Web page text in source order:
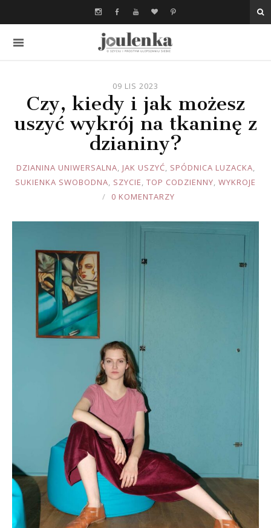
09 LIS 2023
Czy, kiedy i jak możesz
uszyć wykrój na tkaninę z
dzianiny?
JOULE
DZIANINA UNIWERSALNA, JAK USZYĆ, SPÓDNICA LUZACKA,
SUKIENKA SWOBODNA, SZYCIE, TOP CODZIENNY, WYKROJE
0 KOMENTARZY